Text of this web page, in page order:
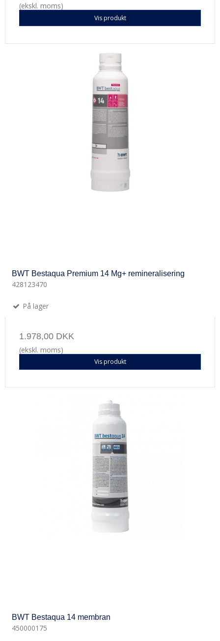
(ekskl. moms)
Vis produkt
BWT Bestaqua Premium 14 Mg+ remineralisering
428123470
På lager
1.978,00 DKK
(ekskl. moms)
Vis produkt
BWT Bestaqua 14 membran
450000175